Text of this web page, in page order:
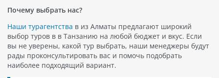
Почему выбрать нас?
Наши турагентства в из Алматы предлагают широкий
выбор туров в в Танзанию на любой бюджет и вкус. Если
вы не уверены, какой тур выбрать, наши менеджеры будут
рады проконсультировать вас и помочь подобрать
наиболее подходящий вариант.